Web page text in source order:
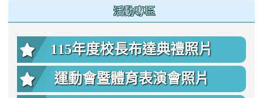
活動專區
115年度校長布達典禮照片
運動會暨體育表演會照片